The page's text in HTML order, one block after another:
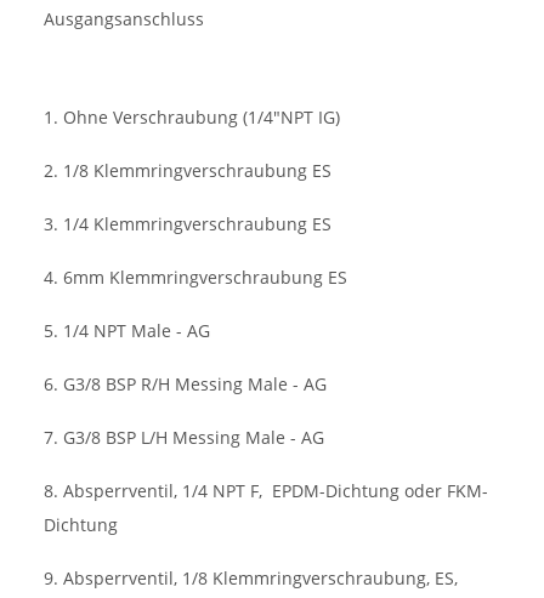
Ausgangsanschluss
1. Ohne Verschraubung (1/4"NPT IG)
2. 1/8 Klemmringverschraubung ES
3. 1/4 Klemmringverschraubung ES
4. 6mm Klemmringverschraubung ES
5. 1/4 NPT Male - AG
6. G3/8 BSP R/H Messing Male - AG
7. G3/8 BSP L/H Messing Male - AG
8. Absperrventil, 1/4 NPT F, EPDM-Dichtung oder FKM-
Dichtung
9. Absperrventil, 1/8 Klemmringverschraubung, ES,